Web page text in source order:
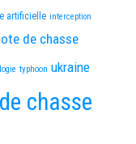
artificielle interception
de chasse
typhoon ukraine
chasse